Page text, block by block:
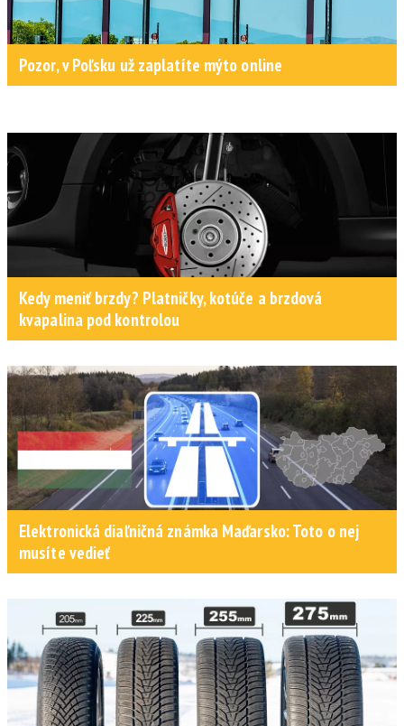
Pozor, v Poľsku už zaplatíte mýto online
Kedy meniť brzdy? Platničky, kotúče a brzdová
kvapalina pod kontrolou
Elektronická diaľničná známka Maďarsko: Toto o nej
musíte vedieť